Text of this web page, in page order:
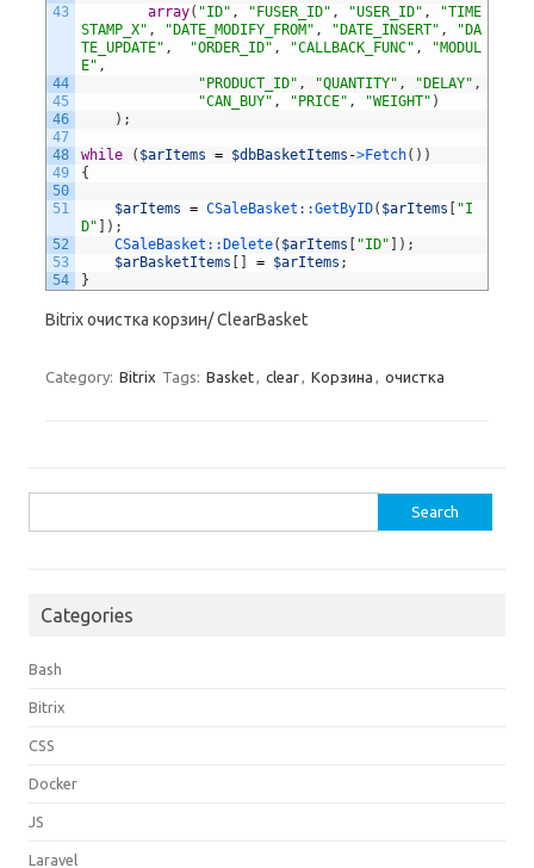
43
44
45
46
47
48
49
50
51
52
53
54
array( "ID" , "FUSER_ID" , "USER_ID" ,
"TIME
STAMP_X" , "DATE_MODIFY_FROM" , "DATE_INSERT" ,
"DA
TE_UPDATE" , "ORDER_ID" , "CALLBACK_FUNC" ,
"MODUL
E" ,
"PRODUCT_ID" , "QUANTITY" , "DELAY" ,
"CAN_BUY" , "PRICE" , "WEIGHT" )
) ;
while ( $arItems = $dbBasketItems ->Fetch( ) )
{
$arItems = CSaleBasket::GetByID( $arItems
"I
D"
) ;
CSaleBasket:: Delete( $arItems "ID" ) ;
$arBasketItems
= $arItems ;
}
Bitrix очистка корзин/ ClearBasket
Category: Bitrix Tags: Basket, clear, Корзина , очистка
for:
Categories
Bash
Bitrix
CSS
Docker
JS
Laravel